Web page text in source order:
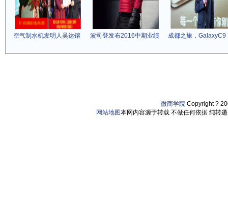
空气制水机发明人吴达镕 波司登发布2016中期业绩 成都之旅，GalaxyC9
微商学院 Copyright ?
网站地图本网内容源于转载 不做任何依据 纯转